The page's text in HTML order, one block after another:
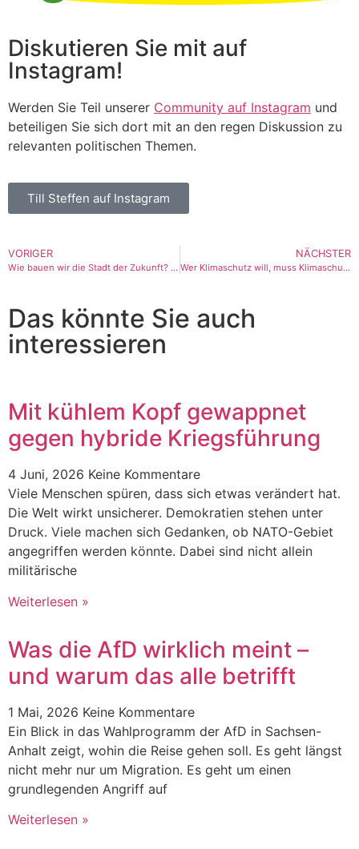
Diskutieren Sie mit auf
Instagram!
Werden Sie Teil unserer Community auf Instagram und
beteiligen Sie sich dort mit an den regen Diskussion zu
relevanten politischen Themen.
Till Steffen auf Instagram
VORIGER
Wie bauen wir die Stadt der Zukunft? TillsTour#5 Lokstedt
NÄCHSTER
Wer Klimaschutz will, muss Klimaschutz wählen!
Das könnte Sie auch
interessieren
Mit kühlem Kopf gewappnet
gegen hybride Kriegsführung
4 Juni, 2026 Keine Kommentare
Viele Menschen spüren, dass sich etwas verändert hat.
Die Welt wirkt unsicherer. Demokratien stehen unter
Druck. Viele machen sich Gedanken, ob NATO-Gebiet
angegriffen werden könnte. Dabei sind nicht allein
militärische
Weiterlesen »
Was die AfD wirklich meint –
und warum das alle betrifft
1 Mai, 2026 Keine Kommentare
Ein Blick in das Wahlprogramm der AfD in Sachsen-
Anhalt zeigt, wohin die Reise gehen soll. Es geht längst
nicht mehr nur um Migration. Es geht um einen
grundlegenden Angriff auf
Weiterlesen »